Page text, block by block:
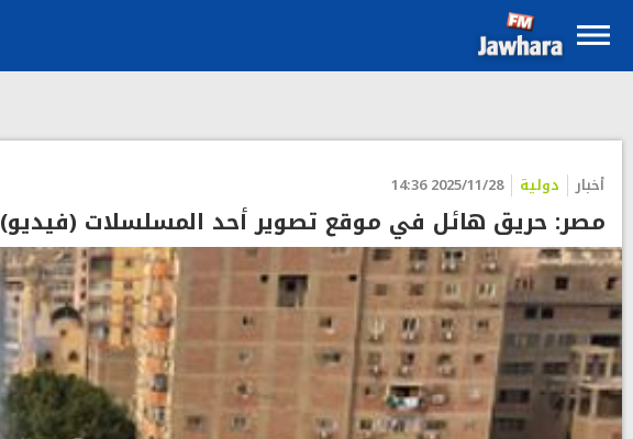
أخبار دولية 2025/11/28 14:36
مصر: حريق هائل في موقع تصوير أحد المسلسلات (فيديو)